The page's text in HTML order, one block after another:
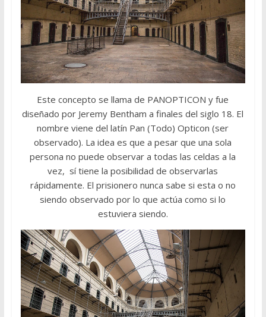
Este concepto se llama de PANOPTICON y fue
diseñado por Jeremy Bentham a finales del siglo 18. El
nombre viene del latín Pan (Todo) Opticon (ser
observado). La idea es que a pesar que una sola
persona no puede observar a todas las celdas a la
vez, sí tiene la posibilidad de observarlas
rápidamente. El prisionero nunca sabe si esta o no
siendo observado por lo que actúa como si lo
estuviera siendo.